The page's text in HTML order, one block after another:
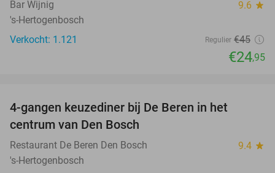
Bar Wijnig 9.6 star
's-Hertogenbosch
Verkocht: 1.121
Regulier €45
€24,95
4-gangen keuzediner bij De Beren in het
centrum van Den Bosch
Restaurant De Beren Den Bosch 9.4 star
's-Hertogenbosch